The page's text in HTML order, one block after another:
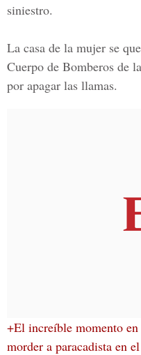
siniestro.
La casa de la mujer se
Cuerpo de Bomberos de
por apagar las llamas.
+El increíble momento
morder a paracadista en